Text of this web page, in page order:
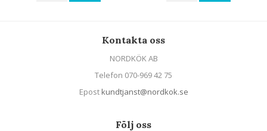
Kontakta oss
NORDKÖK AB
Telefon 070-969 42 75
Epost kundtjanst@nordkok.se
Följ oss